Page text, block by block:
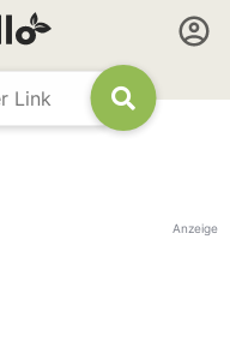
Anzeige